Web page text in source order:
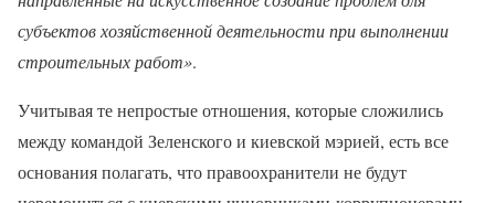
субъектов хозяйственной деятельности при выполнении
строительных работ».
Учитывая те непростые отношения, которые сложились
между командой Зеленского и киевской мэрией, есть все
основания полагать, что правоохранители не будут